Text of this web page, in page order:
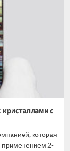
кристаллами с
которая
применением 2-